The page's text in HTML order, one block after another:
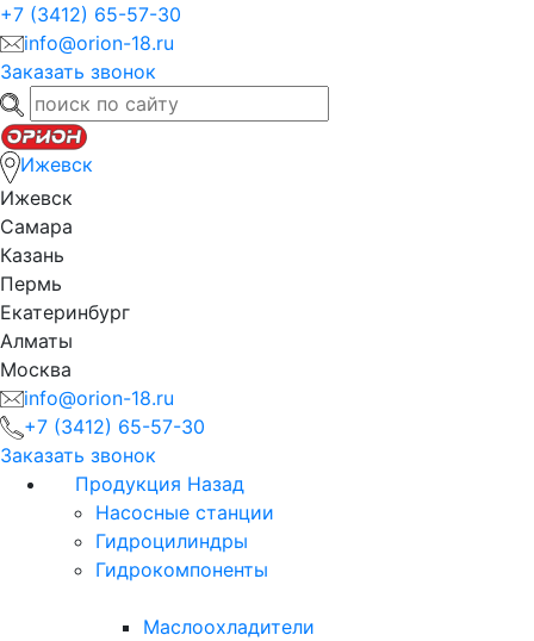
+7 (3412) 65-57-30
info@orion-18.ru
Заказать звонок
Ижевск
Ижевск
Самара
Казань
Пермь
Екатеринбург
Алматы
Москва
info@orion-18.ru
+7 (3412) 65-57-30
Заказать звонок
Продукция Назад
Насосные станции
Гидроцилиндры
Гидрокомпоненты
Маслоохладители